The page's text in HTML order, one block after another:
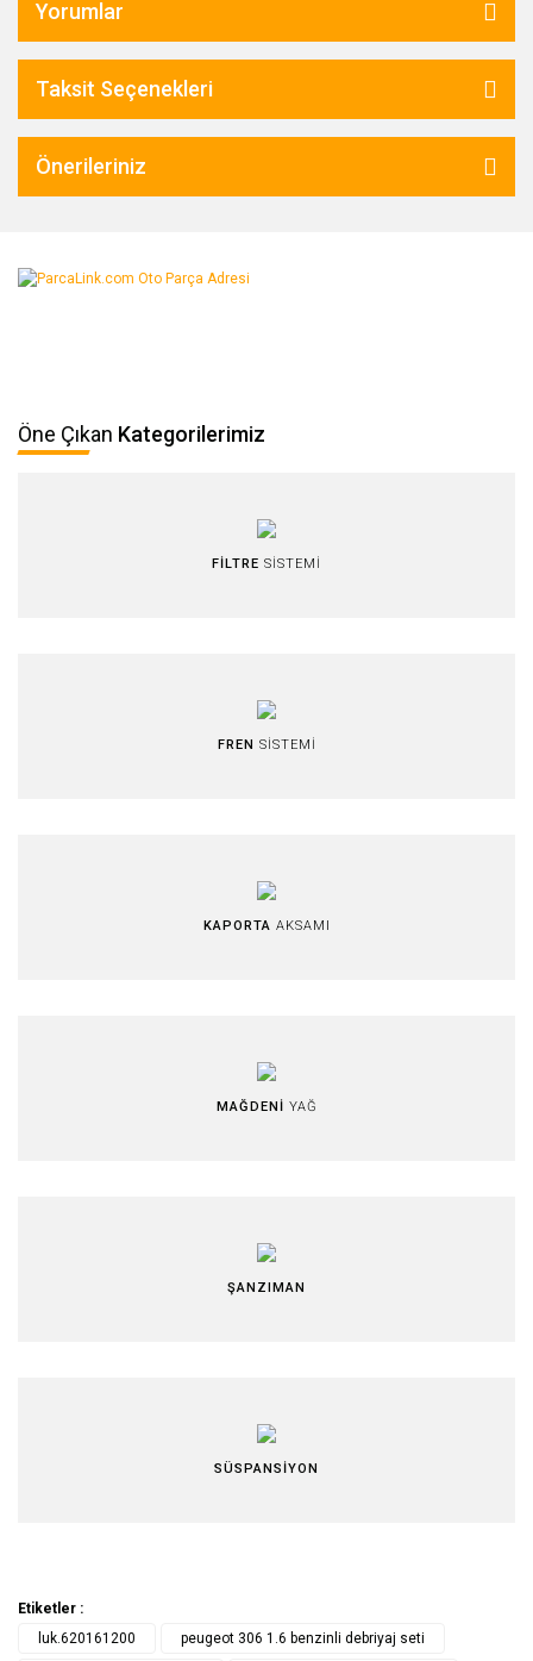
Yorumlar
Taksit Seçenekleri
Önerileriniz
Öne Çıkan Kategorilerimiz
FİLTRE SİSTEMİ
FREN SİSTEMİ
KAPORTA AKSAMI
MAĞDENİ YAĞ
ŞANZIMAN
SÜSPANSİYON
Etiketler :
luk.620161200
peugeot 306 1.6 benzinli debriyaj seti